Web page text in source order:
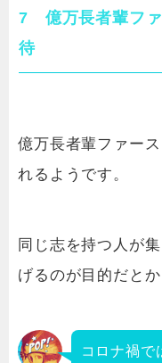
7 億万長者輩ファ
待
億万長者輩ファー
れるようです。
同じ志を持つ人が
げるのが目的だとか
コロナ禍で